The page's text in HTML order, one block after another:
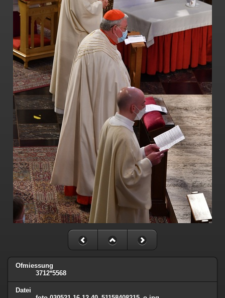
Ofmiessung
3712*5568
Datei